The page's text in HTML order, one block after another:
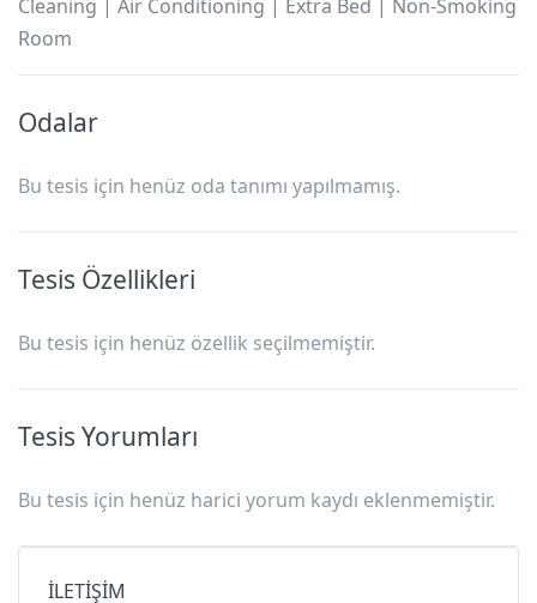
Cleaning | Air Conditioning | Extra Bed | Non-Smoking
Room
Odalar
Bu tesis için henüz oda tanımı yapılmamış.
Tesis Özellikleri
Bu tesis için henüz özellik seçilmemiştir.
Tesis Yorumları
Bu tesis için henüz harici yorum kaydı eklenmemiştir.
İLETİŞİM